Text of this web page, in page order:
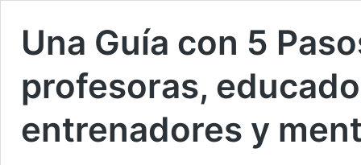
Una Guía con 5
profesoras,
entrenadores y